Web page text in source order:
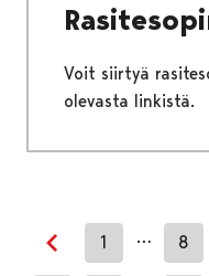
Voit siirtyä
olevasta linkistä.
Edellinen sivu
1 … 8